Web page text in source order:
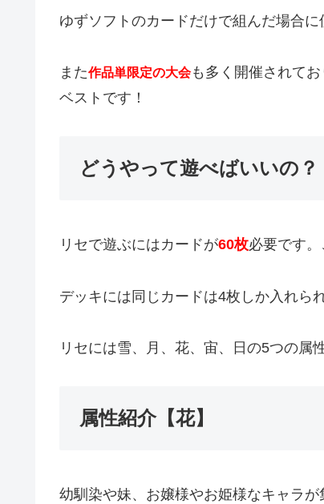
ゆずソフトのカードだけで組んだ場合に
また作品単限定の大会も多く開催されて
ベストです！
どうやって遊べばいいの？
リセで遊ぶにはカードが60枚必要です。
デッキには同じカードは4枚しか入れら
リセには雪、月、花、宙、日の5つの属
属性紹介【花】
幼馴染や妹、お嬢様やお姫様なキャラが